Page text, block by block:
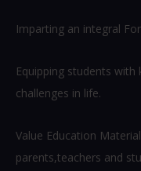
Imparting an integral
Equipping students
challenges in life.
Value Education
parents,teachers and